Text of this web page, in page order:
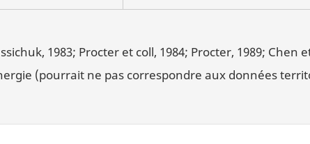
1983; Procter et coll, 1984; Procter, 1989; Chen
(pourrait ne pas correspondre aux données